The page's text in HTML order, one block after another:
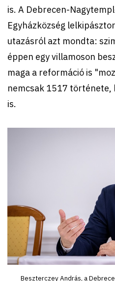
is. A Debrecen-
Egyházközség
utazásról azt mondta:
éppen egy villamoson
maga a reformáció is
nemcsak 1517 története,
is.
Beszterczey András, a